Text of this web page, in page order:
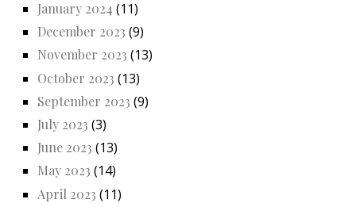
January 2024 (11)
December 2023 (9)
November 2023 (13)
October 2023 (13)
September 2023 (9)
July 2023 (3)
June 2023 (13)
May 2023 (14)
April 2023 (11)